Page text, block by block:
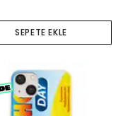
SEPETE EKLE